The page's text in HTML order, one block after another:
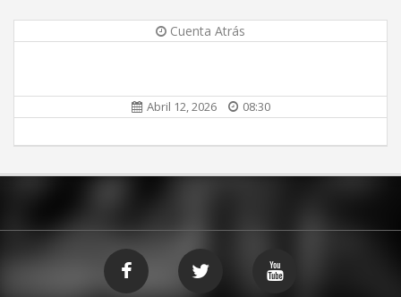
Cuenta Atrás
Abril 12, 2026 08:30